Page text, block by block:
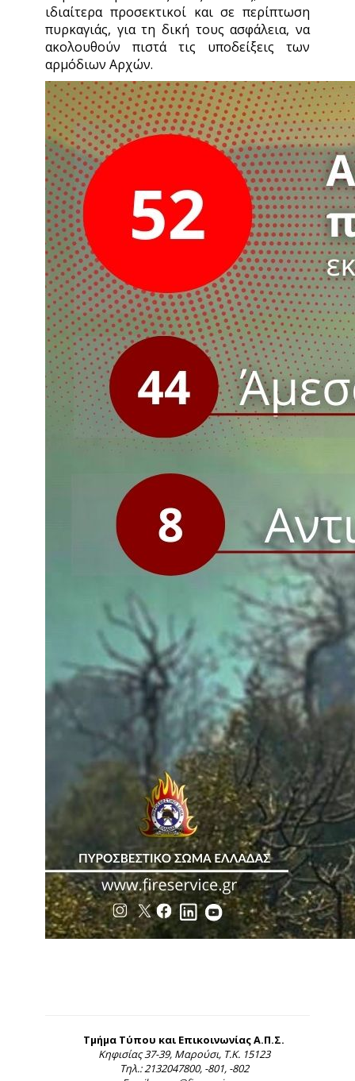
ιδιαίτερα προσεκτικοί και σε περίπτωση
πυρκαγιάς, για τη δική τους ασφάλεια, να
ακολουθούν πιστά τις υποδείξεις των
αρμόδιων Αρχών.
Τμήμα Τύπου και Επικοινωνίας Α.Π.Σ.
Κηφισίας 37-39, Μαρούσι, Τ.Κ. 15123
Τηλ.: 2132047800, -801, -802